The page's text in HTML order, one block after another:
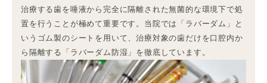
治療する歯を唾液から完全に隔離された無菌的な環境下で処
置を行うことが極めて重要です。当院では「ラバーダム」と
いうゴム製のシートを用いて、治療対象の歯だけを口腔内か
ら隔離する「ラバーダム防湿」を徹底しています。